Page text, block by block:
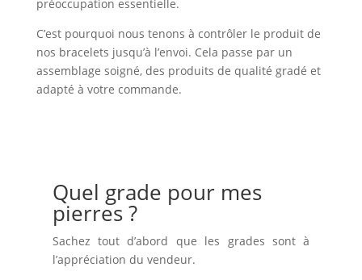
préoccupation essentielle.
C’est pourquoi nous tenons à contrôler le produit de
nos bracelets jusqu’à l’envoi. Cela passe par un
assemblage soigné, des produits de qualité gradé et
adapté à votre commande.
Quel grade pour mes
pierres ?
Sachez tout d’abord que les grades sont à
l’appréciation du vendeur.